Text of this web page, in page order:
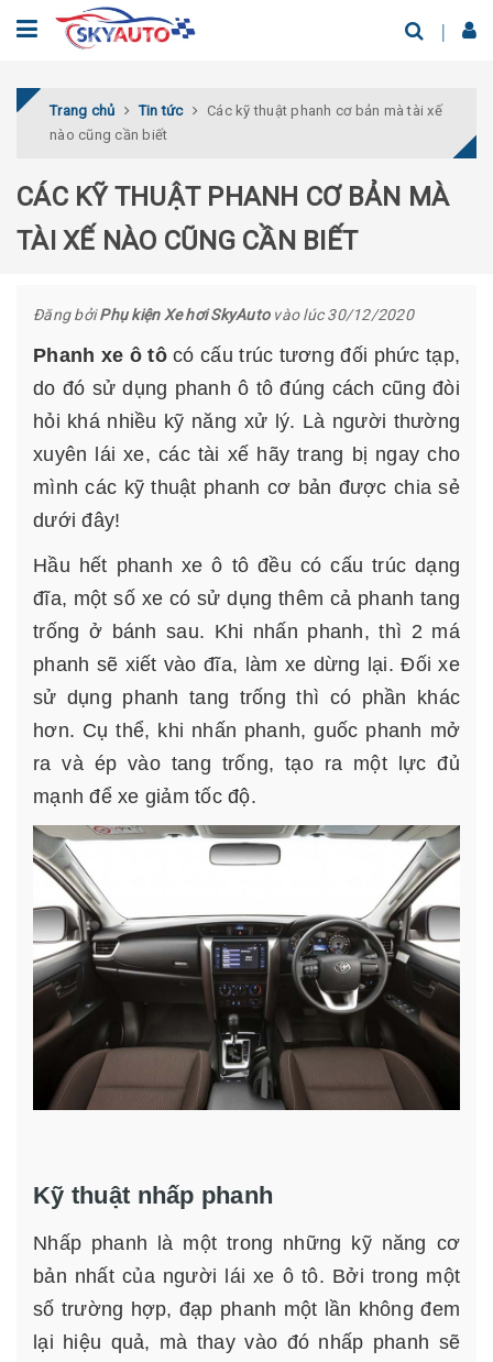
Trang chủ Tin tức
Các kỹ thuật phanh cơ bản mà tài xế
nào cũng cần biết
CÁC KỸ THUẬT PHANH CƠ BẢN MÀ
TÀI XẾ NÀO CŨNG CẦN BIẾT
Đăng bởiPhụ kiện Xe hơi SkyAutovào lúc 30/12/2020
Phanh xe ô tôcó cấu trúc tương đối phức tạp,
do đó sử dụng phanh ô tô đúng cách cũng đòi
hỏi khá nhiều kỹ năng xử lý. Là người thường
xuyên lái xe, các tài xế hãy trang bị ngay cho
mình các kỹ thuật phanh cơ bản được chia sẻ
dưới đây!
Hầu hết phanh xe ô tô đều có cấu trúc dạng
đĩa, một số xe có sử dụng thêm cả phanh tang
trống ở bánh sau. Khi nhấn phanh, thì 2 má
phanh sẽ xiết vào đĩa, làm xe dừng lại. Đối xe
sử dụng phanh tang trống thì có phần khác
hơn. Cụ thể, khi nhấn phanh, guốc phanh mở
ra và ép vào tang trống, tạo ra một lực đủ
mạnh để xe giảm tốc độ.
Kỹ thuật nhấp phanh
Nhấp phanh là một trong những kỹ năng cơ
bản nhất của người lái xe ô tô. Bởi trong một
số trường hợp, đạp phanh một lần không đem
lại hiệu quả, mà thay vào đó nhấp phanh sẽ